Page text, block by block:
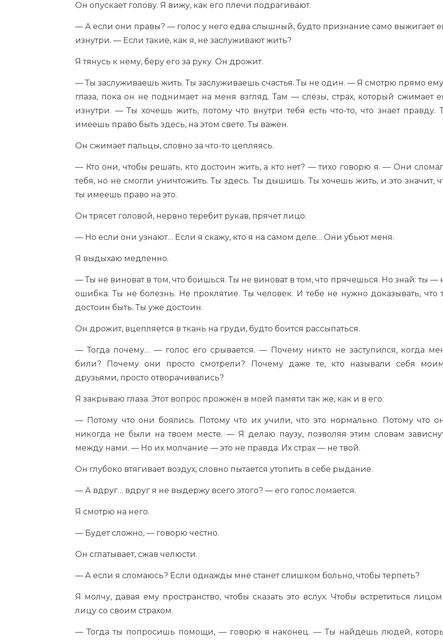
Он опускает голову. Я вижу, как его плечи подрагивают.
— А если они правы? — голос у него едва слышный, будто признание само выжигает
изнутри. — Если такие, как я, не заслуживают жить?
Я тянусь к нему, беру его за руку. Он дрожит.
— Ты заслуживаешь жить. Ты заслуживаешь счастья. Ты не один. — Я смотрю прямо
глаза, пока он не поднимает на меня взгляд. Там — слёзы, страх, который сжимает
изнутри. — Ты хочешь жить, потому что внутри тебя есть что-то, что знает правду.
имеешь право быть здесь, на этом свете. Ты важен.
Он сжимает пальцы, словно за что-то цепляясь.
— Кто они, чтобы решать, кто достоин жить, а кто нет? — тихо говорю я. — Они
тебя, но не смогли уничтожить. Ты здесь. Ты дышишь. Ты хочешь жить, и это значит,
ты имеешь право на это.
Он трясет головой, нервно теребит рукав, прячет лицо.
— Но если они узнают… Если я скажу, кто я на самом деле… Они убьют меня.
Я выдыхаю медленно.
— Ты не виноват в том, что боишься. Ты не виноват в том, что прячешься. Но знай: ты —
ошибка. Ты не болезнь. Не проклятие. Ты человек. И тебе не нужно доказывать, что
достоин быть. Ты уже достоин.
Он дрожит, вцепляется в ткань на груди, будто боится рассыпаться.
— Тогда почему… — голос его срывается. — Почему никто не заступился, когда
били? Почему они просто смотрели? Почему даже те, кто называли себя
друзьями, просто отворачивались?
Я закрываю глаза. Этот вопрос прожжён в моей памяти так же, как и в его.
— Потому что они боялись. Потому что их учили, что это нормально. Потому что
никогда не были на твоем месте. — Я делаю паузу, позволяя этим словам
между нами. — Но их молчание — это не правда. Их страх — не твой.
Он глубоко втягивает воздух, словно пытается утопить в себе рыдание.
— А вдруг… вдруг я не выдержу всего этого? — его голос ломается.
Я смотрю на него.
— Будет сложно, — говорю честно.
Он сглатывает, сжав челюсти.
— А если я сломаюсь? Если однажды мне станет слишком больно, чтобы терпеть?
Я молчу, давая ему пространство, чтобы сказать это вслух. Чтобы встретиться
лицу со своим страхом.
— Тогда ты попросишь помощи, — говорю я наконец. — Ты найдешь людей,